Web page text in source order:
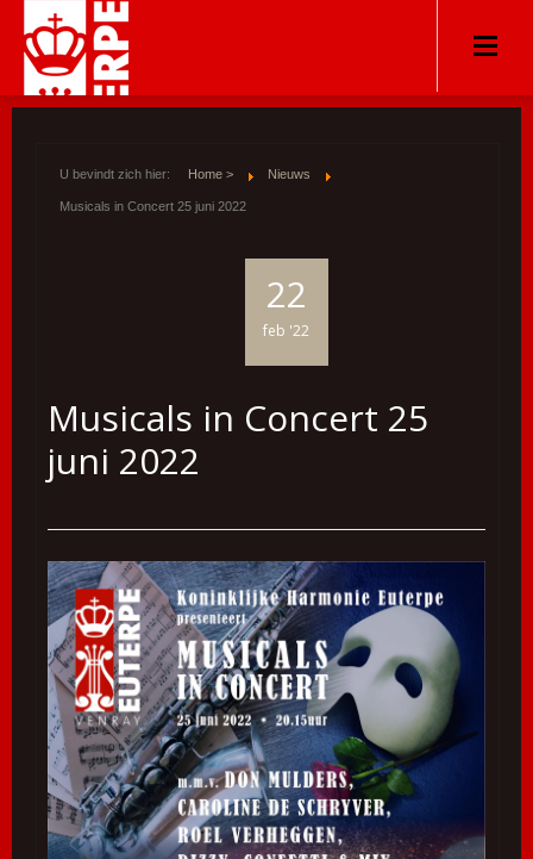
U bevindt zich hier: Home > Nieuws
Musicals in Concert 25 juni 2022
22
feb '22
Musicals in Concert 25
juni 2022